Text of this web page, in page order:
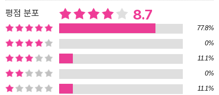
기 때문이다. 그 예민한 감식안을 충족시키는 상대는 극히 드물고, 이
희주의 인물들은 세간의 시선에 사랑의 대상으로 부적절하게 여겨지
는 존재마저도 갈구하기에 이른다. 그렇게 소설은 자기 파괴와 세계
의 파국을 향해 치닫는데, 그 흐름에 작가의 유미주의적 작품관과 수
려하고도 독창적인 문체가 어우러져 폭발적인 시너지가 발생한다. 아
름다움을 향한 희구는 이희주 소설세계에서 특히 아이돌에 대한 팬심
으로 형상화되어왔다. 그리하여 『크리미(널) 러브』는 작가의 대표적
평점 분포 8.7
77.8%
0%
11.1%
0%
11.1%